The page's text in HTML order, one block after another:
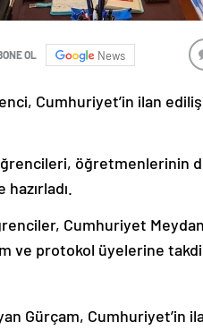
OL News
Cumhuriyet’in ilan
öğretmenlerinin
Cumhuriyet
ve protokol üyelerine
Gürçam, Cumhuriyet’in